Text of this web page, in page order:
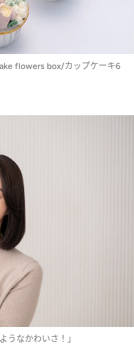
flowers box/カップケーキ6
うなかわいさ！」